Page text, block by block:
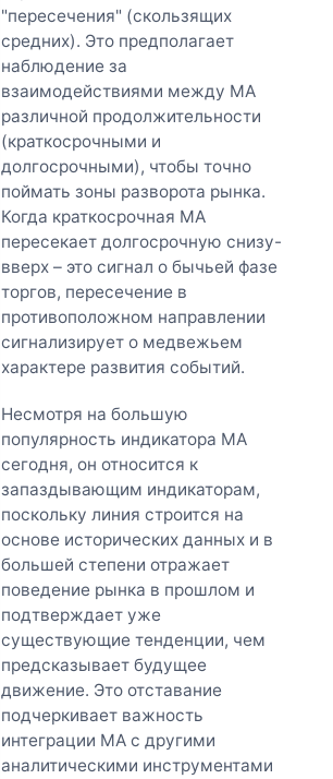
"пересечения" (скользящих
средних). Это предполагает
наблюдение за
взаимодействиями между MA
различной продолжительности
(краткосрочными и
долгосрочными), чтобы точно
поймать зоны разворота рынка.
Когда краткосрочная МА
пересекает долгосрочную снизу-
вверх – это сигнал о бычьей фазе
торгов, пересечение в
противоположном направлении
сигнализирует о медвежьем
характере развития событий.
Несмотря на большую
популярность индикатора МА
сегодня, он относится к
запаздывающим индикаторам,
поскольку линия строится на
основе исторических данных и в
большей степени отражает
поведение рынка в прошлом и
подтверждает уже
существующие тенденции, чем
предсказывает будущее
движение. Это отставание
подчеркивает важность
интеграции MA с другими
аналитическими инструментами